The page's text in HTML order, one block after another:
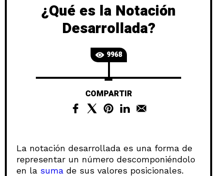
¿Qué es la Notación
Desarrollada?
9968
COMPARTIR
La notación desarrollada es una forma de
representar un número descomponiéndolo
en la suma de sus valores posicionales.